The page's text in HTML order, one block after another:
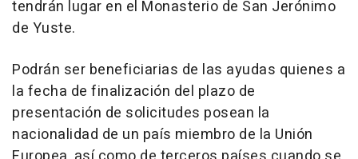
tendrán lugar en el Monasterio de San Jerónimo
de Yuste.
Podrán ser beneficiarias de las ayudas quienes a
la fecha de finalización del plazo de
presentación de solicitudes posean la
nacionalidad de un país miembro de la Unión